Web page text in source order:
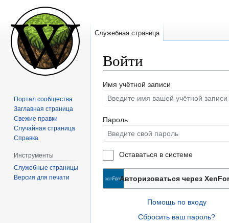
Войти
Перейти
Перейти
Имя учётной записи
Пароль
Оставаться в системе
Авторизоваться через
Помощь по входу
Сбросить ваш пароль?
Служебная страница
Портал сообщества
Заглавная страница
Свежие правки
Случайная страница
Справка
Инструменты
Служебные страницы
Версия для печати